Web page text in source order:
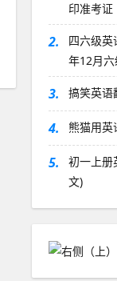
印准考证
2.
四六级英
年12月
3. 搞笑英语
4. 熊猫用英
5.
初一上册
文)